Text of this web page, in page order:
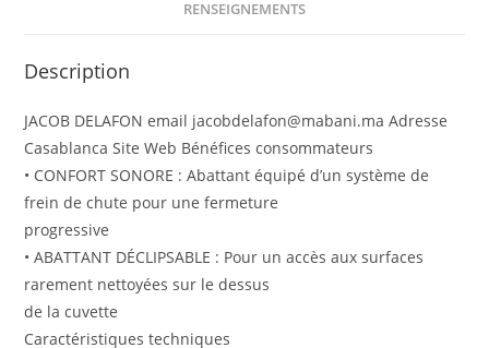
RENSEIGNEMENTS
Description
JACOB DELAFON email jacobdelafon@mabani.ma Adresse
Casablanca Site Web Bénéfices consommateurs
• CONFORT SONORE : Abattant équipé d’un système de
frein de chute pour une fermeture
progressive
• ABATTANT DÉCLIPSABLE : Pour un accès aux surfaces
rarement nettoyées sur le dessus
de la cuvette
Caractéristiques techniques